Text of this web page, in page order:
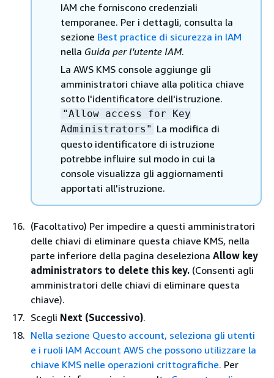
IAM che forniscono credenziali
temporanee. Per i dettagli, consulta la
sezione Best practice di sicurezza in IAM
nella Guida per l'utente IAM.
La AWS KMS console aggiunge gli
amministratori chiave alla politica chiave
sotto l'identificatore dell'istruzione.
"Allow access for Key
Administrators" La modifica di
questo identificatore di istruzione
potrebbe influire sul modo in cui la
console visualizza gli aggiornamenti
apportati all'istruzione.
(Facoltativo) Per impedire a questi amministratori
delle chiavi di eliminare questa chiave KMS, nella
parte inferiore della pagina deseleziona Allow key
administrators to delete this key. (Consenti agli
amministratori delle chiavi di eliminare questa
chiave).
Scegli Next (Successivo).
Nella sezione Questo account, seleziona gli utenti
e i ruoli IAM Account AWS che possono utilizzare la
chiave KMS nelle operazioni crittografiche. Per